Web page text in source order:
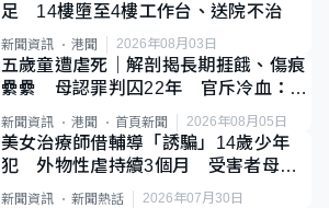
足 14樓墮至4樓工作台、送院不治
新聞資訊 港聞 2026年08月03日
五歲童遭虐死｜解剖揭長期捱餓、傷痕
纍纍 母認罪判囚22年 官斥冷血：同
類案最惡劣
新聞資訊 港聞 首頁新聞 2026年08月05日
美女治療師借輔導「誘騙」14歲少年
犯 外物性虐持續3個月 受害者母：
要保護其他人
新聞資訊 新聞熱話 2026年07月30日